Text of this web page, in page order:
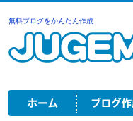
無料ブログをかんたん作成